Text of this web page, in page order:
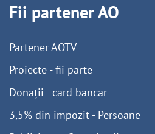
Fii partener AO
Partener AOTV
Proiecte - fii parte
Donații - card bancar
3,5% din impozit - Persoane